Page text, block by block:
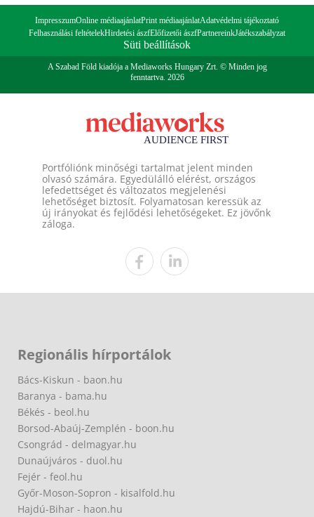
ImpresszumOnline médiaajánlatPrint médiaajánlatAdatvédelmi tájékoztató
Felhasználási feltételekHirdetési ászfElőfizetői ászfPartnereinkJátékszabályzat
Süti beállítások
A Szabad Föld kiadója a Mediaworks Hungary Zrt. © Minden jog
fenntartva. 2026
Portfóliónk minőségi tartalmat jelent minden
olvasó számára. Egyedülálló elérést, országos
lefedettséget és változatos megjelenési
lehetőséget biztosít. Folyamatosan keressük az
új irányokat és fejlődési lehetőségeket. Ez jövőnk
záloga.
Regionális hírportálok
Bács-Kiskun - baon.hu
Baranya - bama.hu
Békés - beol.hu
Borsod-Abaúj-Zemplén - boon.hu
Csongrád - delmagyar.hu
Dunaújváros - duol.hu
Fejér - feol.hu
Győr-Moson-Sopron - kisalfold.hu
Hajdú-Bihar - haon.hu